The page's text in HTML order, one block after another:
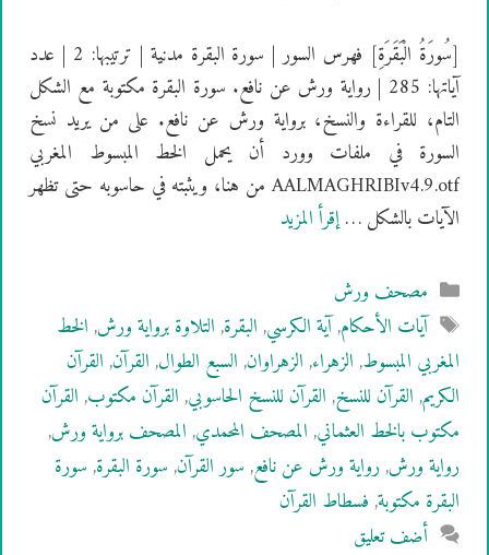
[سُورَةُ الْبَقَرَةِ] فهرس السور | سورة البقرة مدنية | ترتيبها: 2 | عدد
آياتها: 285 | رواية ورش عن نافع. سورة البقرة مكتوبة مع الشكل
التام، للقراءة والنسخ، برواية ورش عن نافع. على من يريد نسخ
السورة في ملفات وورد أن يحمل الخط المبسوط المغربي
AALMAGHRIBIv4.9.otf من هنا، ويثبته في حاسوبه حتى تظهر
الآيات بالشكل …إقرأ المزيد
التصنيفات
مصحف ورش
الوسوم
آيات الأحكام,آية الكرسي,البقرة,التلاوة برواية ورش,الخط
المغربي المبسوط,الزهراء,الزهراوان,السبع الطوال,القرآن,القرآن
الكريم,القرآن للنسخ,القرآن للنسخ الحاسوبي,القرآن مكتوب,القرآن
مكتوب بالخط العثماني,المصحف المحمدي,المصحف برواية ورش,
رواية ورش,رواية ورش عن نافع,سور القرآن,سورة البقرة,سورة
البقرة مكتوبة,فسطاط القرآن
أضف تعليق